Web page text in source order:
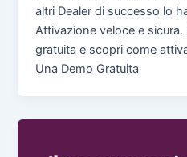
altri Dealer di successo lo
Attivazione veloce e sicura.
gratuita e scopri come
Una Demo Gratuita